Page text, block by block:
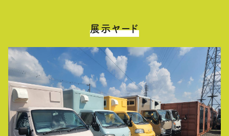
展示ヤード